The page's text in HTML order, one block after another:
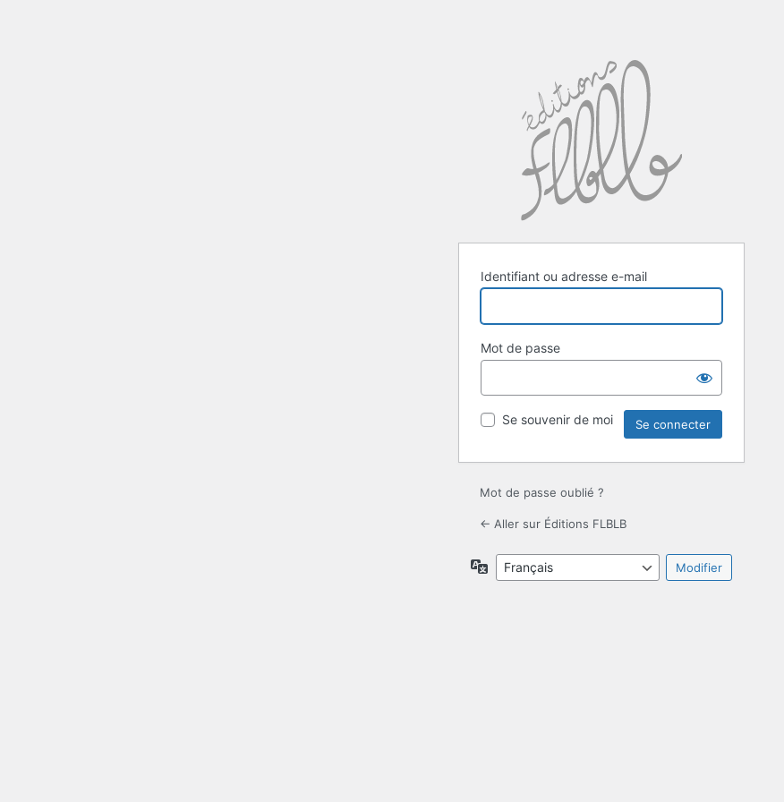
Identifiant ou adresse e-mail
Mot de passe
Se souvenir de moi
Mot de passe oublié ?
← Aller sur Éditions FLBLB
Langue